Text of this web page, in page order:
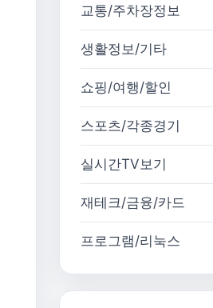
교통/주차장정보
생활정보/기타
쇼핑/여행/할인
스포츠/각종경기
실시간TV보기
재테크/금융/카드
프로그램/리눅스